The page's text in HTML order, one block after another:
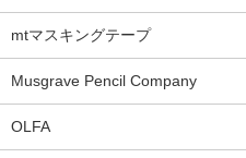
mtマスキングテープ
Musgrave Pencil Company
OLFA